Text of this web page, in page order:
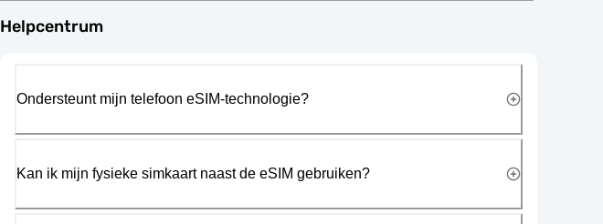
Helpcentrum
Ondersteunt mijn telefoon eSIM-technologie?
Kan ik mijn fysieke simkaart naast de eSIM gebruiken?